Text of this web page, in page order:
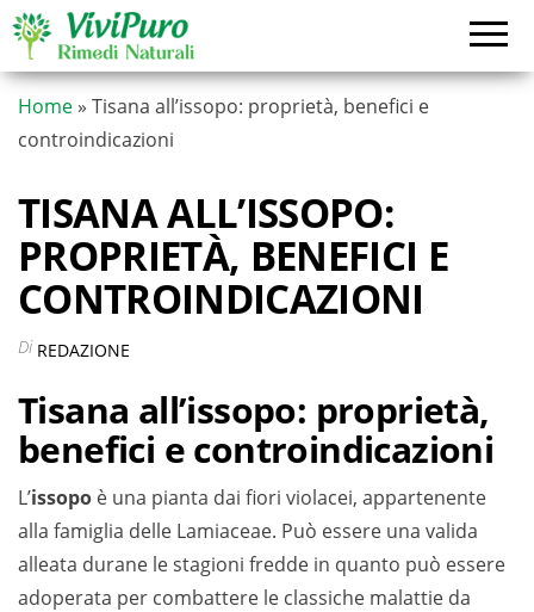
Vai
contenuto
Home » Tisana all’issopo: proprietà, benefici e
controindicazioni
TISANA ALL’ISSOPO:
PROPRIETÀ, BENEFICI E
CONTROINDICAZIONI
Di REDAZIONE
Tisana all’issopo: proprietà,
benefici e controindicazioni
L’issopo è una pianta dai fiori violacei, appartenente
alla famiglia delle Lamiaceae. Può essere una valida
alleata durane le stagioni fredde in quanto può essere
adoperata per combattere le classiche malattie da